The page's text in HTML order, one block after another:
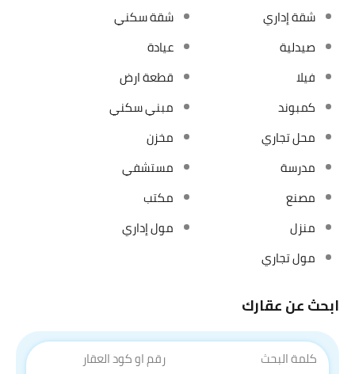
شقة إداري
شقة سكني
صيدلية
عيادة
فيلا
قطعة ارض
كمبوند
مبني سكني
محل تجاري
مخزن
مدرسة
مستشفي
مصنع
مكتب
منزل
مول إداري
مول تجاري
ابحث عن عقارك
كلمة البحث رقم او كود العقار